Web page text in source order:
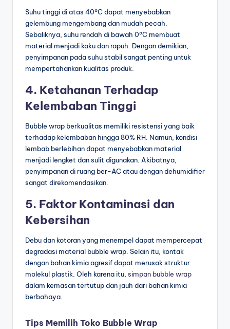
Suhu tinggi di atas 40°C dapat menyebabkan
gelembung mengembang dan mudah pecah.
Sebaliknya, suhu rendah di bawah 0°C membuat
material menjadi kaku dan rapuh. Dengan demikian,
penyimpanan pada suhu stabil sangat penting untuk
mempertahankan kualitas produk.
4. Ketahanan Terhadap
Kelembaban Tinggi
Bubble wrap berkualitas memiliki resistensi yang baik
terhadap kelembaban hingga 80% RH. Namun, kondisi
lembab berlebihan dapat menyebabkan material
menjadi lengket dan sulit digunakan. Akibatnya,
penyimpanan di ruang ber-AC atau dengan dehumidifier
sangat direkomendasikan.
5. Faktor Kontaminasi dan
Kebersihan
Debu dan kotoran yang menempel dapat mempercepat
degradasi material bubble wrap. Selain itu, kontak
dengan bahan kimia agresif dapat merusak struktur
molekul plastik. Oleh karena itu, simpan bubble wrap
dalam kemasan tertutup dan jauh dari bahan kimia
berbahaya.
Tips Memilih Toko Bubble Wrap